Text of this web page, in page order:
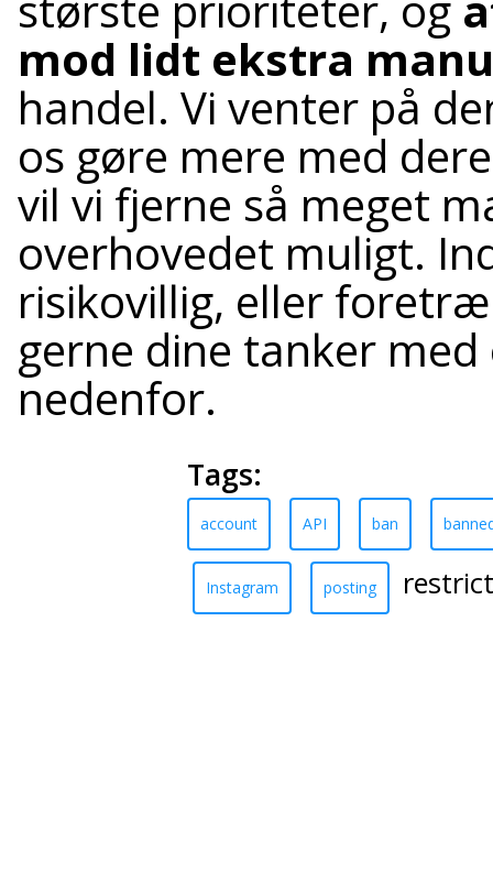
mod lidt ekstra
handel. Vi venter på
os gøre mere med
vil vi fjerne så meget
overhovedet muligt.
risikovillig, eller
gerne dine tanker
nedenfor.
Tags:
account API ban
Instagram posting